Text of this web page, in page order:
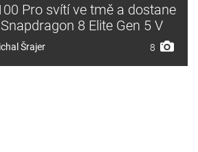
Pro svítí ve tmě a dostane
8 Elite Gen 5 V
Šrajer 8